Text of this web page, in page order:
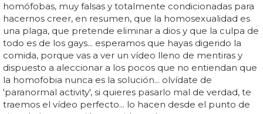
homófobas, muy falsas y totalmente condicionadas para
hacernos creer, en resumen, que la homosexualidad es
una plaga, que pretende eliminar a dios y que la culpa de
todo es de los gays... esperamos que hayas digerido la
comida, porque vas a ver un vídeo lleno de mentiras y
dispuesto a aleccionar a los pocos que no entiendan que
la homofobia nunca es la solución... olvídate de
'paranormal activity', si quieres pasarlo mal de verdad, te
traemos el vídeo perfecto... lo hacen desde el punto de